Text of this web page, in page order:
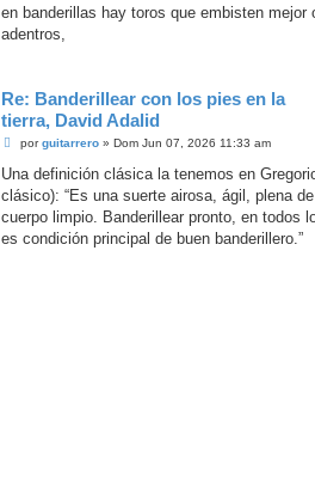
n
a
en banderillas hay toros que embisten
adentros,
Re: Banderillear con los pies en la
tierra, David Adalid
M
n
a
j
porguitarrero» Dom Jun 07, 2026 11:33 am
Una definición clásica la tenemos en
clásico): “Es una suerte airosa, ágil, plena
cuerpo limpio. Banderillear pronto, en todos
es condición principal de buen banderillero.”